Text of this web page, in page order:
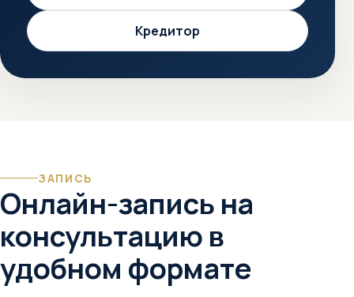
Кредитор
ЗАПИСЬ
Онлайн-запись на
консультацию в
удобном формате